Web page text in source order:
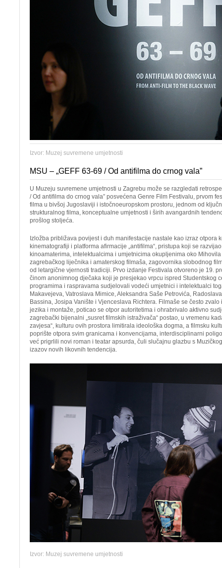
Izvor: Muzej suvremene umjetnosti
MSU – „GEFF 63-69 / Od antifilma do crnog vala”
U Muzeju suvremene umjetnosti u Zagrebu može se razgledati
/ Od antifilma do crnog vala” posvećena Genre Film Festivalu, prvom
filma u bivšoj Jugoslaviji i istočnoeuropskom prostoru, jednom od
strukturalnog filma, konceptualne umjetnosti i širih avangardnih
prošlog stoljeća.
Izložba približava povijest i duh manifestacije nastale kao izraz otpora
kinematografiji i platforma afirmacije „antifilma“, pristupa koji se
kinoamaterima, intelektualcima i umjetnicima okupljenima oko
zagrebačkog liječnika i amaterskog filmaša, zagovornika slobodnog
od letargične vjernosti tradiciji. Prvo izdanje Festivala otvoreno je 19.
činom anonimnog dječaka koji je presjekao vrpcu ispred Studentskog
programima i raspravama sudjelovali vodeći umjetnici i intelektualci
Makavejeva, Vatroslava Mimice, Aleksandra Saše Petrovića,
Bassina, Josipa Vanište i Vjenceslava Richtera. Filmaše se često
jezika i montaže, poticao se otpor autoritetima i ohrabrivalo aktivno
zagrebački bijenalni „susret filmskih istraživača“ postao, u vremenu
zavjesa“, kulturu ovih prostora limitirala ideološka dogma, a filmsku
poprište otpora svim granicama i konvencijama, interdisciplinarni
već prigrlili novi roman i teatar apsurda, čuli slučajnu glazbu s
izazov novih likovnih tendencija.
Izvor: Muzej suvremene umjetnosti